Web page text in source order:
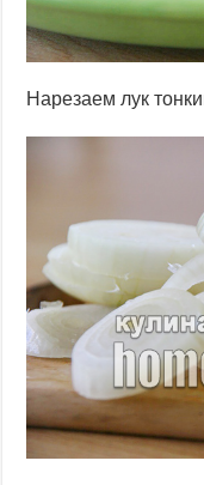
Нарезаем лук